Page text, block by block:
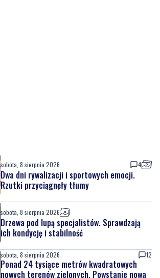
sobota, 8 sierpnia 2026 4
Dwa dni rywalizacji i sportowych emocji.
Rzutki przyciągnęły tłumy
sobota, 8 sierpnia 2026
Drzewa pod lupą specjalistów. Sprawdzają
ich kondycję i stabilność
sobota, 8 sierpnia 2026 12
Ponad 24 tysiące metrów kwadratowych
nowych terenów zielonych. Powstanie nowa